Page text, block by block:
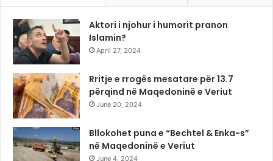
Aktori i njohur i humorit pranon
Islamin?
April 27, 2024
Rritje e rrogës mesatare për 13.7
përqind në Maqedoninë e Veriut
June 20, 2024
Bllokohet puna e “Bechtel & Enka-s”
në Maqedoninë e Veriut
June 4, 2024